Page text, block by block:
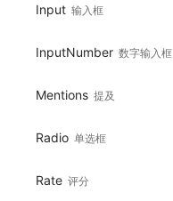
Input 输入框
InputNumber 数字输入框
Mentions 提及
Radio 单选框
Rate 评分